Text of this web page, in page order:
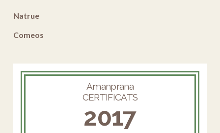
Natrue
Comeos
Amanprana
CERTIFICATS
2017